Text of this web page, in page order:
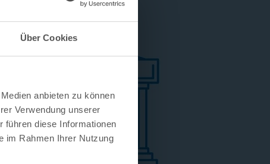
Über Cookies
anbieten zu können
Verwendung unserer
führen diese Informationen
im Rahmen Ihrer Nutzung